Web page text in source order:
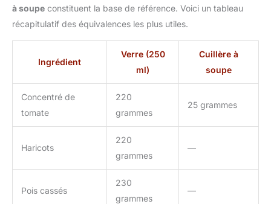
à soupe constituent la base de référence. Voici un tableau
récapitulatif des équivalences les plus utiles.
Ingrédient
Verre (250
ml)
Cuillère à
soupe
Concentré de
tomate
220
grammes
25 grammes
Haricots
220
grammes
—
Pois cassés
230
grammes
—